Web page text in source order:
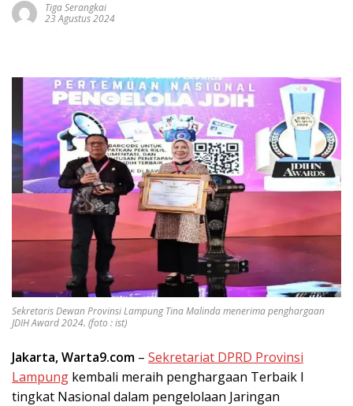
Tiga Serangkai
23 Agustus 2024
Sekretaris Dewan Provinsi Lampung Tina Malinda menerima penghargaan
JDIH Award 2024. (foto : ist)
Jakarta, Warta9.com – Sekretariat DPRD Provinsi
Lampung kembali meraih penghargaan Terbaik I
tingkat Nasional dalam pengelolaan Jaringan